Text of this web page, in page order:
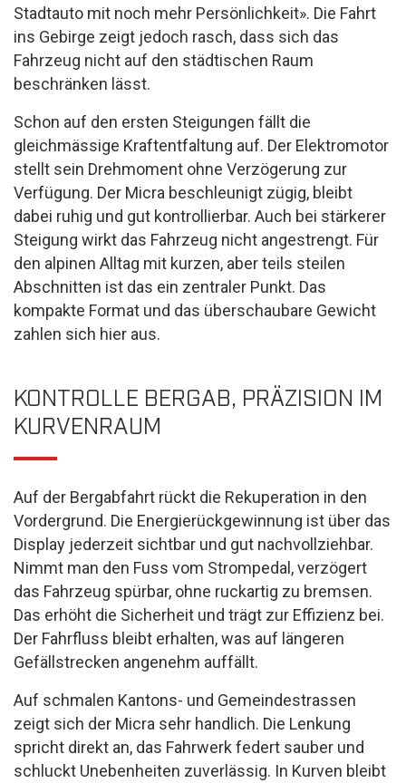
Stadtauto mit noch mehr Persönlichkeit». Die Fahrt
ins Gebirge zeigt jedoch rasch, dass sich das
Fahrzeug nicht auf den städtischen Raum
beschränken lässt.
Schon auf den ersten Steigungen fällt die
gleichmässige Kraftentfaltung auf. Der Elektromotor
stellt sein Drehmoment ohne Verzögerung zur
Verfügung. Der Micra beschleunigt zügig, bleibt
dabei ruhig und gut kontrollierbar. Auch bei stärkerer
Steigung wirkt das Fahrzeug nicht angestrengt. Für
den alpinen Alltag mit kurzen, aber teils steilen
Abschnitten ist das ein zentraler Punkt. Das
kompakte Format und das überschaubare Gewicht
zahlen sich hier aus.
KONTROLLE BERGAB, PRÄZISION IM
KURVENRAUM
Auf der Bergabfahrt rückt die Rekuperation in den
Vordergrund. Die Energierückgewinnung ist über das
Display jederzeit sichtbar und gut nachvollziehbar.
Nimmt man den Fuss vom Strompedal, verzögert
das Fahrzeug spürbar, ohne ruckartig zu bremsen.
Das erhöht die Sicherheit und trägt zur Effizienz bei.
Der Fahrfluss bleibt erhalten, was auf längeren
Gefällstrecken angenehm auffällt.
Auf schmalen Kantons- und Gemeindestrassen
zeigt sich der Micra sehr handlich. Die Lenkung
spricht direkt an, das Fahrwerk federt sauber und
schluckt Unebenheiten zuverlässig. In Kurven bleibt